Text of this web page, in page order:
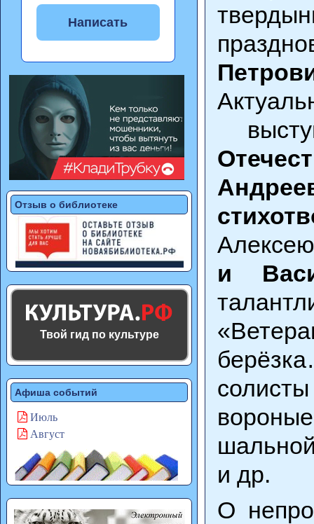
Написать
Отзыв о библиотеке
Твой гид по культуре
Афиша событий
Июль
Август
и
и др.
О